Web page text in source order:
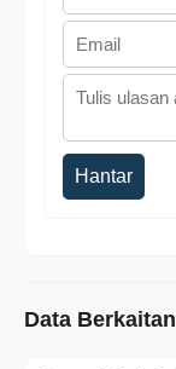
Hantar
Data Berkaitan